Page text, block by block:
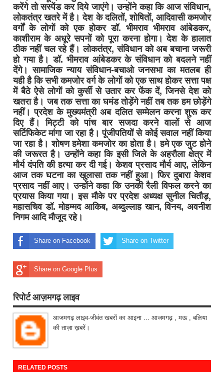
करेंगे तो सस्पेंड कर दिये जाएंगे। उन्होंने कहा कि आज संविधान,
लोकतंत्र खतरे में है। देश के दलितों, शोषितों, आदिवासी कमजोर
वर्गों के लोगों को एक होकर डॉ. भीमराव भीमराव आंबेडकर,
काशीराम के अधूरे सपनों को पूरा करना होगा। देश के हालात
ठीक नहीं चल रहे हैं। लोकतंत्र, संविधान को अब बचाना जरूरी
हो गया है। डॉ. भीमराव आंबेडकर के संविधान को बदलने नहीं
देंगे। सामाजिक न्याय संविधान-बचाओ जनसभा का मतलब ही
यही है कि सभी कमजोर वर्ग के लोगों को एक साथ होकर सत्ता पक्ष
में बैठे ऐसे लोगों को कुर्सी से उतार कर फेंक दें, जिनसे देश को
खतरा है। जब तक सत्ता का घमंड तोड़ेंगे नहीं तब तक हम छोड़ेंगे
नहीं। प्रदेश के मुख्यमंत्री अब दलित सम्मेलन करना शुरू कर
दिए हैं। मिट्टी को पांच बार सजदा करने वालों से आज
सर्टिफिकेट मांगा जा रहा है। पूंजीपतियों से कोई सवाल नहीं किया
जा रहा है। शोषण हमेशा कमजोर का होता है। हमे एक जुट होने
की जरूरत है। उन्होंने कहा कि इसी जिले के अहरौला क्षेत्र में
मौर्य दंपति की हत्या कर दी गई। केशव प्रसाद मौर्य आए, लेकिन
आज तक घटना का खुलासा तक नहीं हुआ। फिर दुबारा केशव
प्रसाद नहीं आए। उन्होंने कहा कि उनकी रैली विफल करने का
प्रयास किया गया। इस मौके पर प्रदेश अध्यक्ष सुनील चितौड़,
महासचिव डॉ. मोहम्मद आकिब, अब्दुल्लाह खान, विनय, अवनीश
निगम आदि मौजूद रहे।
Share on Facebook Share on Twitter
Share on Google Plus
रिपोर्ट आज़मगढ़ लाइव
आजमगढ़ लाइव-जीवंत खबरों का आइना ... आजमगढ़ , मऊ , बलिया
की ताज़ा ख़बरें।
RELATED POSTS